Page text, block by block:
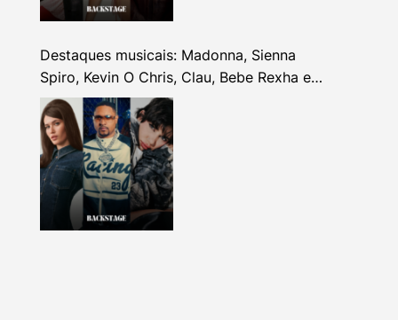
Destaques musicais: Madonna, Sienna
Spiro, Kevin O Chris, Clau, Bebe Rexha e
mais